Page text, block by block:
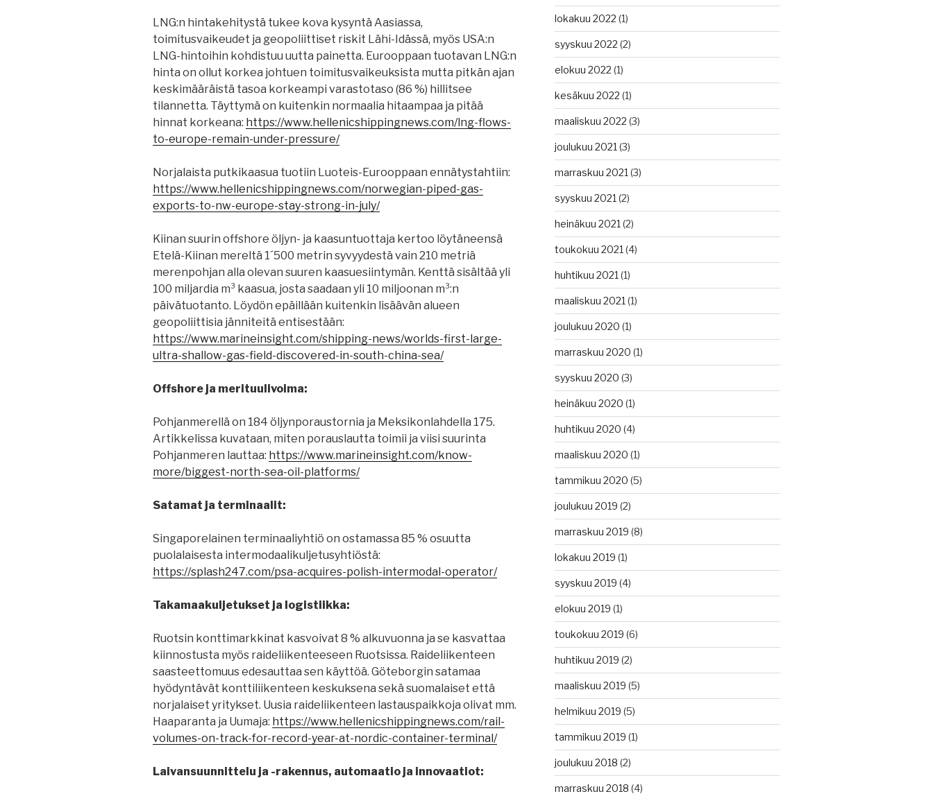
LNG:n hintakehitystä tukee kova kysyntä Aasiassa,
toimitusvaikeudet ja geopoliittiset riskit Lähi-Idässä, myös USA:n
LNG-hintoihin kohdistuu uutta painetta. Eurooppaan tuotavan LNG:n
hinta on ollut korkea johtuen toimitusvaikeuksista mutta pitkän ajan
keskimääräistä tasoa korkeampi varastotaso (86 %) hillitsee
tilannetta. Täyttymä on kuitenkin normaalia hitaampaa ja pitää
hinnat korkeana: https://www.hellenicshippingnews.com/lng-flows-
to-europe-remain-under-pressure/
Norjalaista putkikaasua tuotiin Luoteis-Eurooppaan ennätystahtiin:
https://www.hellenicshippingnews.com/norwegian-piped-gas-
exports-to-nw-europe-stay-strong-in-july/
Kiinan suurin offshore öljyn- ja kaasuntuottaja kertoo löytäneensä
Etelä-Kiinan mereltä 1´500 metrin syvyydestä vain 210 metriä
merenpohjan alla olevan suuren kaasuesiintymän. Kenttä sisältää yli
100 miljardia m³ kaasua, josta saadaan yli 10 miljoonan m³:n
päivätuotanto. Löydön epäillään kuitenkin lisäävän alueen
geopoliittisia jänniteitä entisestään:
https://www.marineinsight.com/shipping-news/worlds-first-large-
ultra-shallow-gas-field-discovered-in-south-china-sea/
Offshore ja merituulivoima:
Pohjanmerellä on 184 öljynporaustornia ja Meksikonlahdella 175.
Artikkelissa kuvataan, miten porauslautta toimii ja viisi suurinta
Pohjanmeren lauttaa: https://www.marineinsight.com/know-
more/biggest-north-sea-oil-platforms/
Satamat ja terminaalit:
Singaporelainen terminaaliyhtiö on ostamassa 85 % osuutta
puolalaisesta intermodaalikuljetusyhtiöstä:
https://splash247.com/psa-acquires-polish-intermodal-operator/
Takamaakuljetukset ja logistiikka:
Ruotsin konttimarkkinat kasvoivat 8 % alkuvuonna ja se kasvattaa
kiinnostusta myös raideliikenteeseen Ruotsissa. Raideliikenteen
saasteettomuus edesauttaa sen käyttöä. Göteborgin satamaa
hyödyntävät konttiliikenteen keskuksena sekä suomalaiset että
norjalaiset yritykset. Uusia raideliikenteen lastauspaikkoja olivat mm.
Haaparanta ja Uumaja: https://www.hellenicshippingnews.com/rail-
volumes-on-track-for-record-year-at-nordic-container-terminal/
Laivansuunnittelu ja -rakennus, automaatio ja innovaatiot:
lokakuu 2022 (1)
syyskuu 2022 (2)
elokuu 2022 (1)
kesäkuu 2022 (1)
maaliskuu 2022 (3)
joulukuu 2021 (3)
marraskuu 2021 (3)
syyskuu 2021 (2)
heinäkuu 2021 (2)
toukokuu 2021 (4)
huhtikuu 2021 (1)
maaliskuu 2021 (1)
joulukuu 2020 (1)
marraskuu 2020 (1)
syyskuu 2020 (3)
heinäkuu 2020 (1)
huhtikuu 2020 (4)
maaliskuu 2020 (1)
tammikuu 2020 (5)
joulukuu 2019 (2)
marraskuu 2019 (8)
lokakuu 2019 (1)
syyskuu 2019 (4)
elokuu 2019 (1)
toukokuu 2019 (6)
huhtikuu 2019 (2)
maaliskuu 2019 (5)
helmikuu 2019 (5)
tammikuu 2019 (1)
joulukuu 2018 (2)
marraskuu 2018 (4)